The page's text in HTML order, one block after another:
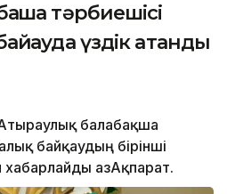
тәрбиешісі
үздік атанды
балабақша
байқаудың бірінші
ҚазАқпарат.